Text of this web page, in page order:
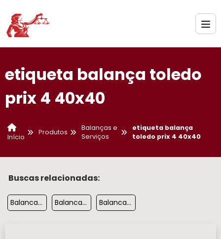
etiqueta balança toledo
prix 4 40x40
Início
Produtos
Balanças e
Serviços
etiqueta balança
toledo prix 4 40x40
Buscas relacionadas:
Balanca Digital Industrial 1000kg Balanca Paleteira Balanca Pesadora Industrial